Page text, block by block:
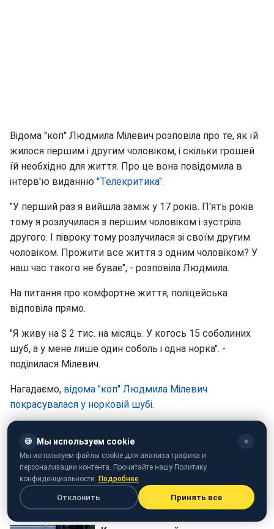
Відома "коп" Людмила Мілевич розповіла про те, як їй
жилося першим і другим чоловіком, і скільки грошей
їй необхідно для життя. Про це вона повідомила в
інтерв'ю виданню "Телекритика".
"У перший раз я вийшла заміж у 17 років. П'ять років
тому я розлучилася з першим чоловіком і зустріла
другого. І півроку тому розлучилася зі своїм другим
чоловіком. Прожити все життя з одним чоловіком? У
наш час такого не буває", - розповіла Людмила.
На питання про комфортне життя, поліцейська
відповіла прямо.
"Я живу на $ 2 тис. на місяць. У когось 15 соболиних
шуб, а у мене лише один соболь і одна норка". -
поділилася Мілевич.
Нагадаємо, відома "коп" Людмила Мілевич
покрасувалася у норковій шубі.
🍪 Мы используем cookie ✕
Мы используем файлы cookie для анализа трафика и
персонализации контента. Прочитайте нашу Политику
конфиденциальности. Подробнее
Отклонить Принять все